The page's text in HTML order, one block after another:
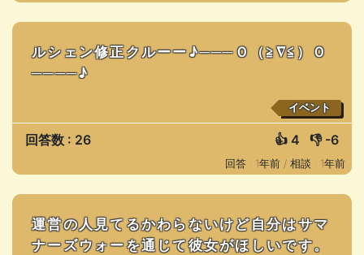
ルシェン修正クルーー♪───Ｏ（≧∇≦）Ｏ
────♪
イベント
回答数 : 26 👍 4 👎 -6
回答 : 1年前 / 相談 : 1年前
運営の人見てるかわらないけど自分はサマ
ナーズウォーを通じて彼女がほしいです。